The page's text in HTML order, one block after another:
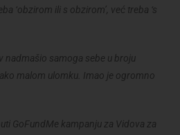
‘obzirom ili s obzirom’, već treba ‘s
nadmašio samoga sebe u broju
malom ulomku. Imao je ogromno
GoFundMe kampanju za Vidova za